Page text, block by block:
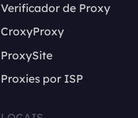
Verificador de Proxy
CroxyProxy
ProxySite
Proxies por ISP